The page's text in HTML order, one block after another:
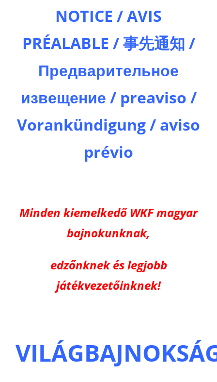
NOTICE / AVIS
PRÉALABLE / 事先通知 /
Предварительное
извещение / preaviso /
Vorankündigung / aviso
prévio
Minden kiemelkedő WKF magyar
bajnokunknak,
edzőnknek és legjobb
játékvezetőinknek!